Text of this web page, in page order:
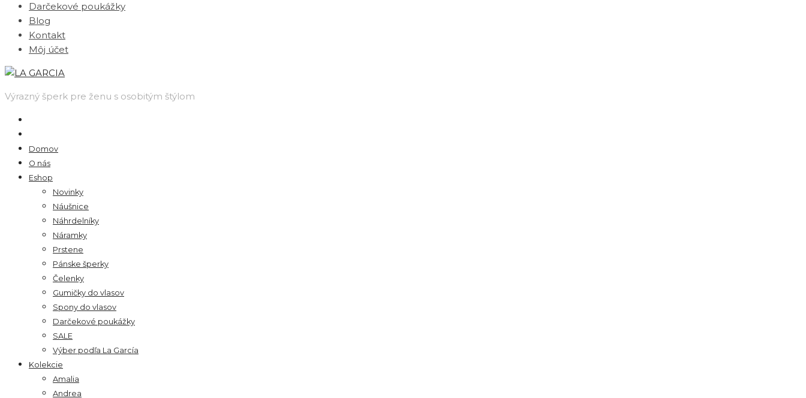
Darčekové poukážky
Blog
Kontakt
Môj účet
Výrazný šperk pre ženu s osobitým štýlom
Domov
O nás
Eshop
Novinky
Náušnice
Náhrdelníky
Náramky
Prstene
Pánske šperky
Čelenky
Gumičky do vlasov
Spony do vlasov
Darčekové poukážky
SALE
Výber podľa La García
Kolekcie
Amalia
Andrea